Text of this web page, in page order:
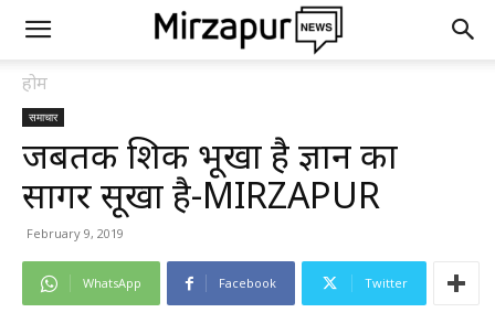
होम
समाचार
जबतक शिक्षक भूखा है ज्ञान का
सागर सूखा है-MIRZAPUR
February 9, 2019
WhatsApp Facebook Twitter